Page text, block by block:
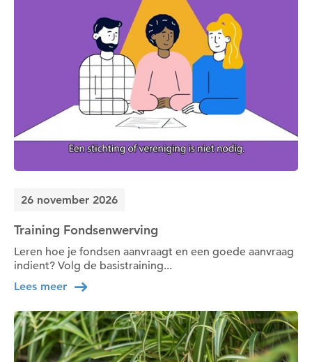
26 november 2026
Training Fondsenwerving
Leren hoe je fondsen aanvraagt en een goede aanvraag
indient? Volg de basistraining...
Lees meer